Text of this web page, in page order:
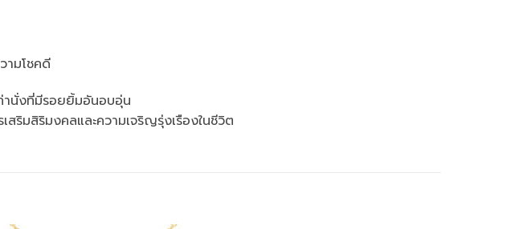
มโชคดี
านั่งที่มีรอยยิ้มอันอบอุ่น
ริมสิริมงคลและความเจริญรุ่งเรืองในชีวิต